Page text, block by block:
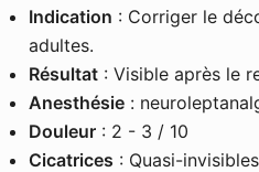
Indication : Corriger le
adultes.
Résultat: Visible après le
Anesthésie:
Douleur: 2 - 3 / 10
Cicatrices : Quasi-